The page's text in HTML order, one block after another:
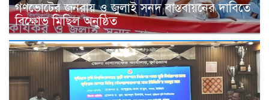
গণভোটের জনরায় ও জুলাই সনদ বাস্তবায়নের দাবিতে
বিক্ষোভ মিছিল অনুষ্ঠিত